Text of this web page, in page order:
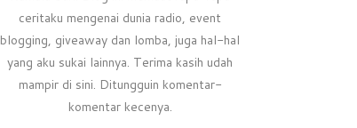
ceritaku mengenai dunia radio, event
blogging, giveaway dan lomba, juga hal-hal
yang aku sukai lainnya. Terima kasih udah
mampir di sini. Ditungguin komentar-
komentar kecenya.